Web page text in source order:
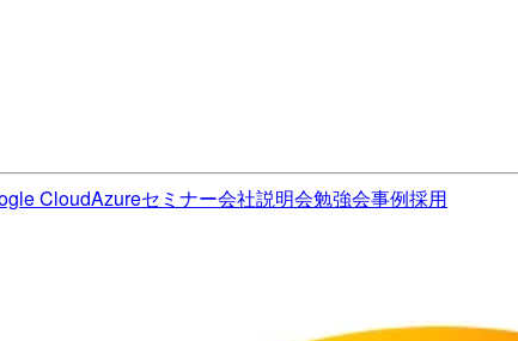
CloudAzureセミナー会社説明会勉強会事例採用